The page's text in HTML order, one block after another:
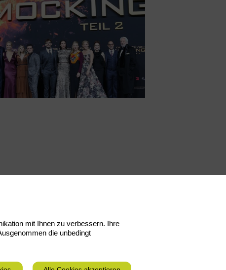
mit Ihnen zu verbessern. Ihre
die unbedingt